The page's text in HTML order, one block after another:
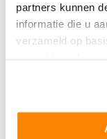
partners kunnen
informatie die u
verzameld op
84%